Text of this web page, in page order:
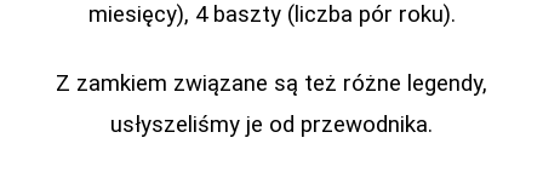
miesięcy), 4 baszty (liczba pór roku).
Z zamkiem związane są też różne legendy,
usłyszeliśmy je od przewodnika.